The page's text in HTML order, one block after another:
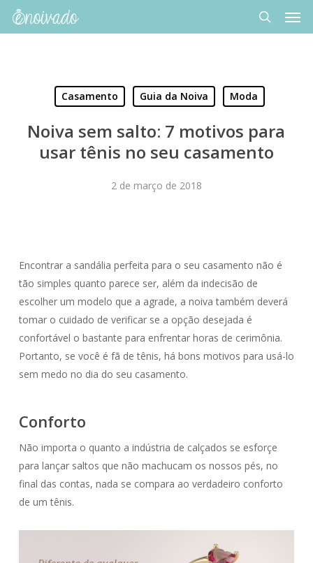
Skip
search
Casamento Guia da Noiva Moda
Noiva sem salto: 7 motivos para
usar tênis no seu casamento
2 de março de 2018
Encontrar a sandália perfeita para o seu casamento não é
tão simples quanto parece ser, além da indecisão de
escolher um modelo que a agrade, a noiva também deverá
tomar o cuidado de verificar se a opção desejada é
confortável o bastante para enfrentar horas de cerimônia.
Portanto, se você é fã de tênis, há bons motivos para usá-lo
sem medo no dia do seu casamento.
Conforto
Não importa o quanto a indústria de calçados se esforçe
para lançar saltos que não machucam os nossos pés, no
final das contas, nada se compara ao verdadeiro conforto
de um tênis.